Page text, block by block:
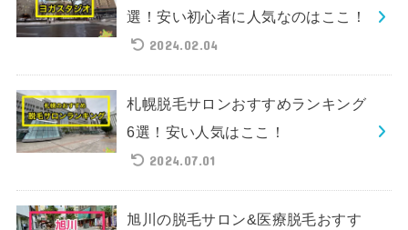
選！安い初心者に人気なのはここ！
2024.02.04
札幌脱毛サロンおすすめランキング
6選！安い人気はここ！
2024.07.01
旭川の脱毛サロン&医療脱毛おすす